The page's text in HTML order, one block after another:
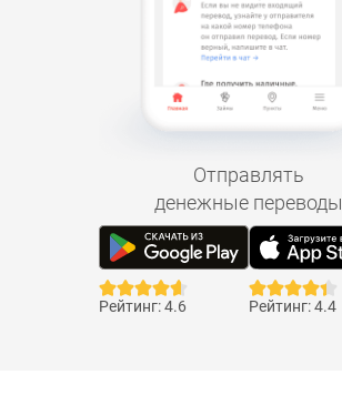
Отправлять
денежные переводы
Рейтинг: 4.6 Рейтинг: 4.4